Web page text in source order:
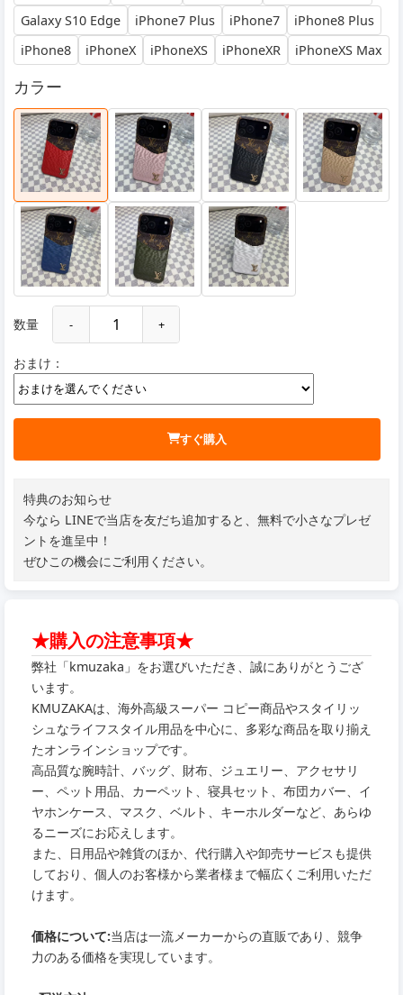
Galaxy S10 Edge
iPhone7 Plus iPhone7
iPhone8 Plus
iPhone8
iPhoneX iPhoneXS iPhoneXR iPhoneXS Max
カラー
数量 - +
おまけ：
すぐ購入
特典のお知らせ
今なら LINEで当店を友だち追加すると、無料で小さなプレゼ
ントを進呈中！
ぜひこの機会にご利用ください。
★購入の注意事項★
弊社「kmuzaka」をお選びいただき、誠にありがとうござ
います。
KMUZAKAは、海外高級スーパー コピー商品やスタイリッ
シュなライフスタイル用品を中心に、多彩な商品を取り揃え
たオンラインショップです。
高品質な腕時計、バッグ、財布、ジュエリー、アクセサリ
ー、ペット用品、カーペット、寝具セット、布団カバー、イ
ヤホンケース、マスク、ベルト、キーホルダーなど、あらゆ
るニーズにお応えします。
また、日用品や雑貨のほか、代行購入や卸売サービスも提供
しており、個人のお客様から業者様まで幅広くご利用いただ
けます。
価格について:当店は一流メーカーからの直販であり、競争
力のある価格を実現しています。